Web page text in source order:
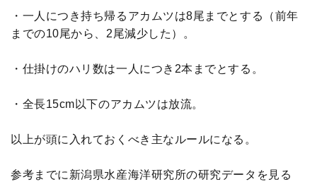
・一人につき持ち帰るアカムツは8尾までとする（前年
までの10尾から、2尾減少した）。
・仕掛けのハリ数は一人につき2本までとする。
・全長15cm以下のアカムツは放流。
以上が頭に入れておくべき主なルールになる。
参考までに新潟県水産海洋研究所の研究データを見る